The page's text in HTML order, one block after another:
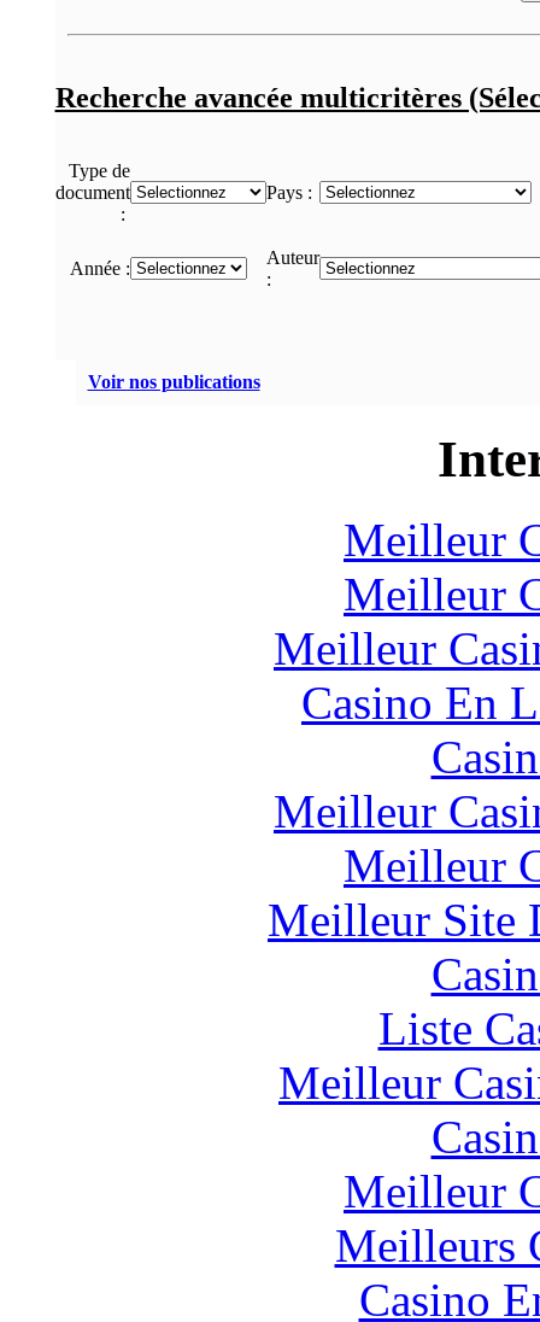
Recherche avancée multicritères
Type de
document
:
Pays :
Année :
Auteur
:
Voir nos publications
Meilleur
Meilleur
Meilleur
Casino En
Meilleur
Meilleur
Meilleur Site
Liste
Meilleur
Meilleur
Meilleurs
Casino